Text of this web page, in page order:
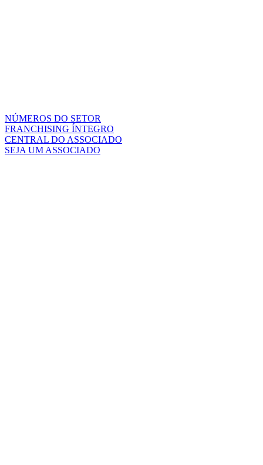
NÚMEROS DO SETOR
FRANCHISING ÍNTEGRO
CENTRAL DO ASSOCIADO
SEJA UM ASSOCIADO